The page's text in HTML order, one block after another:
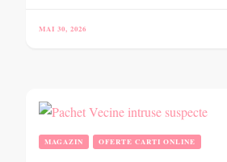
MAI 30, 2026
MAGAZIN OFERTE CARTI ONLINE